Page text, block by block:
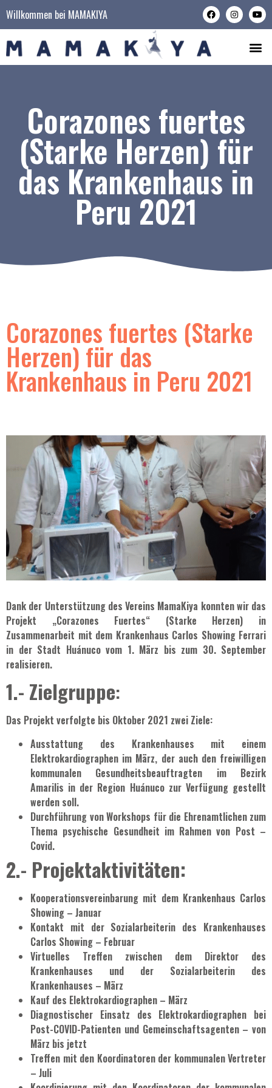
Willkommen bei MAMAKIYA
Corazones fuertes
(Starke Herzen) für
das Krankenhaus in
Peru 2021
Corazones fuertes (Starke
Herzen) für das
Krankenhaus in Peru 2021
Dank der Unterstützung des Vereins MamaKiya konnten wir das
Projekt „Corazones Fuertes“ (Starke Herzen) in
Zusammenarbeit mit dem Krankenhaus Carlos Showing Ferrari
in der Stadt Huánuco vom 1. März bis zum 30. September
realisieren.
1.- Zielgruppe:
Das Projekt verfolgte bis Oktober 2021 zwei Ziele:
Ausstattung des Krankenhauses mit einem
Elektrokardiographen im März, der auch den freiwilligen
kommunalen Gesundheitsbeauftragten im Bezirk
Amarilis in der Region Huánuco zur Verfügung gestellt
werden soll.
Durchführung von Workshops für die Ehrenamtlichen zum
Thema psychische Gesundheit im Rahmen von Post –
Covid.
2.- Projektaktivitäten:
Kooperationsvereinbarung mit dem Krankenhaus Carlos
Showing – Januar
Kontakt mit der Sozialarbeiterin des Krankenhauses
Carlos Showing – Februar
Virtuelles Treffen zwischen dem Direktor des
Krankenhauses und der Sozialarbeiterin des
Krankenhauses – März
Kauf des Elektrokardiographen – März
Diagnostischer Einsatz des Elektrokardiographen bei
Post-COVID-Patienten und Gemeinschaftsagenten – von
März bis jetzt
Treffen mit den Koordinatoren der kommunalen Vertreter
– Juli